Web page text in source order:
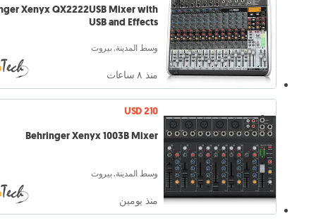
Xenyx QX2222USB Mixer with
USB and Effects
وسط المدينة, بيروت
منذ ٨ ساعات
USD 210
Behringer Xenyx 1003B Mixer
وسط المدينة, بيروت
منذ يومين